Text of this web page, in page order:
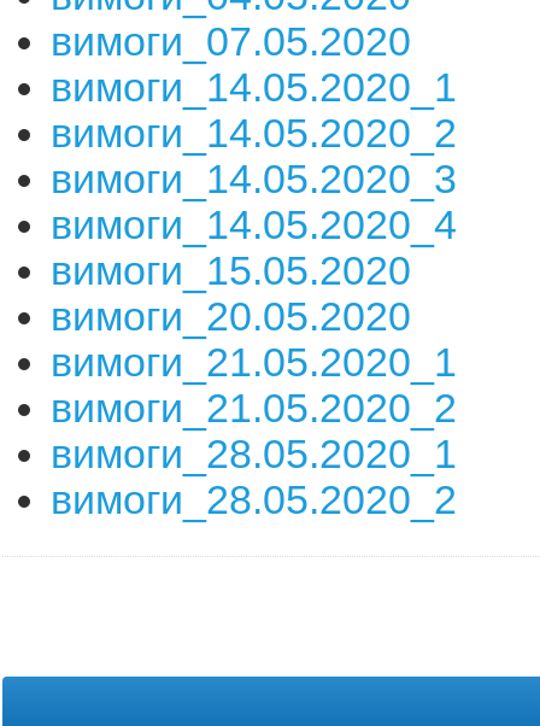
вимоги_07.05.2020
вимоги_14.05.2020_1
вимоги_14.05.2020_2
вимоги_14.05.2020_3
вимоги_14.05.2020_4
вимоги_15.05.2020
вимоги_20.05.2020
вимоги_21.05.2020_1
вимоги_21.05.2020_2
вимоги_28.05.2020_1
вимоги_28.05.2020_2